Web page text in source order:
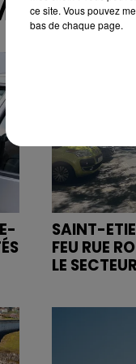
SAINT-
FEU RUE
LE
ce site. Vous pouvez
bas de chaque page.